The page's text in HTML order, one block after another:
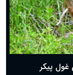
غول پیکر